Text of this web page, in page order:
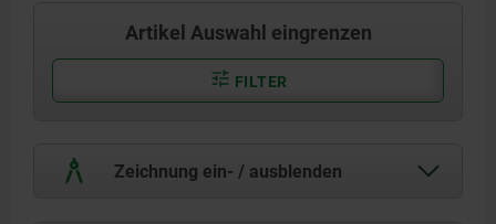
Artikel Auswahl eingrenzen
FILTER
Zeichnung ein- / ausblenden